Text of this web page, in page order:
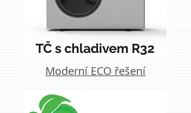
Moderní ECO řešení